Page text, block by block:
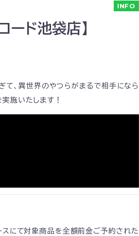
INFO
ード池袋店】
、異世界のやつらがまるで相手になら
実施いたします！
にて対象商品を全額前金ご予約された